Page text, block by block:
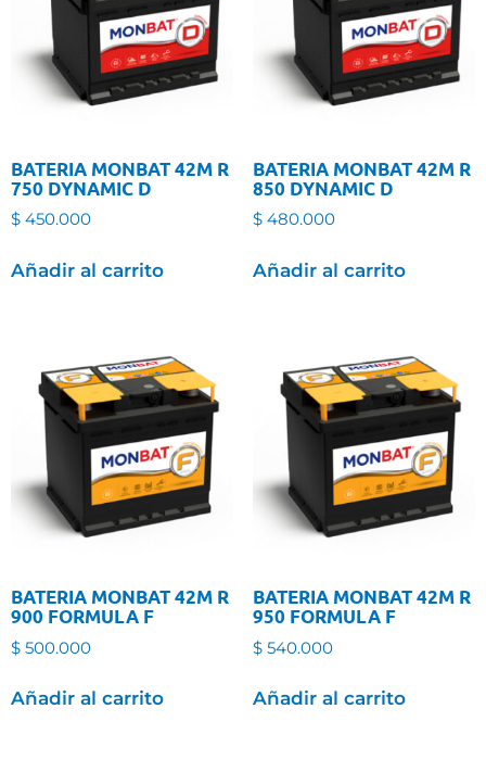
BATERIA MONBAT 42M R
750 DYNAMIC D
$ 450.000
Añadir al carrito
BATERIA MONBAT 42M R
850 DYNAMIC D
$480.000
Añadir al carrito
BATERIA MONBAT 42M R
900 FORMULA F
$ 500.000
Añadir al carrito
BATERIA MONBAT 42M R
950 FORMULA F
$540.000
Añadir al carrito